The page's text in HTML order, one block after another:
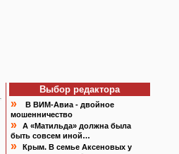
Выбор редактора
»
В ВИМ-Авиа - двойное
мошенничество
»
А «Матильда» должна была
быть совсем иной…
»
Крым. В семье Аксеновых у